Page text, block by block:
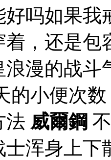
好吗如果
着，还是包
浪漫的战斗
的小便次数
法 威爾鋼
士浑身上下